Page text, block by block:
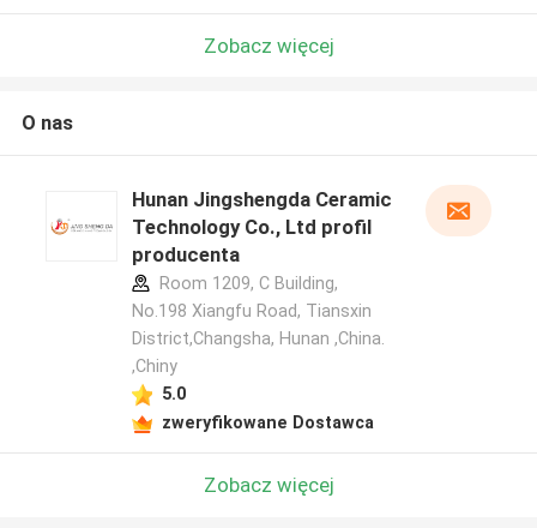
Zobacz więcej
O nas
Hunan Jingshengda Ceramic
Technology Co., Ltd profil
producenta
Room 1209, C Building,
No.198 Xiangfu Road, Tiansxin
District,Changsha, Hunan ,China.
,Chiny
5.0
zweryfikowane Dostawca
Zobacz więcej